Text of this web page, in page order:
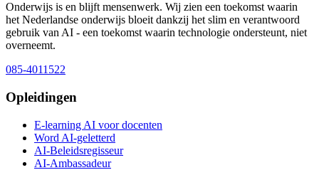
Onderwijs is en blijft mensenwerk. Wij zien een toekomst waarin
het Nederlandse onderwijs bloeit dankzij het slim en verantwoord
gebruik van AI - een toekomst waarin technologie ondersteunt, niet
overneemt.
085-4011522
Opleidingen
E-learning AI voor docenten
Word AI-geletterd
AI-Beleidsregisseur
AI-Ambassadeur